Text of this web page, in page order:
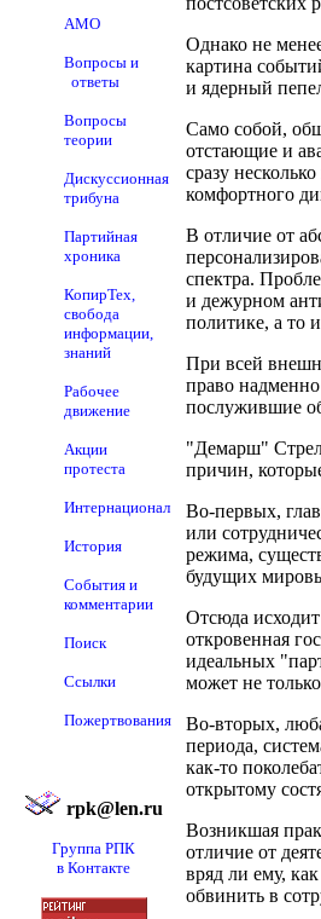
АМО
Вопросы и
ответы
Вопросы
теории
Дискуссионная
трибуна
Партийная
хроника
КопирТех,
свобода
информации,
знаний
Рабочее
движение
Акции
протеста
Интернационал
История
События и
комментарии
Поиск
Ссылки
Пожертвования
rpk@len.ru
Группа РПК
в Контакте
Однако не
картина
и ядерный
Само собой,
отстающие и
сразу
комфортного
В отличие от
спектра.
и дежурном
политике, а то
При всей
право
послужившие
"Демарш"
причин,
Во-первых,
или
режима,
будущих
Отсюда
откровенная
идеальных
может не
Во-вторых,
периода,
как-то
открытому
Возникшая
отличие от
вряд ли ему,
обвинить в